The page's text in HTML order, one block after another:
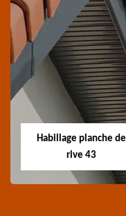
Traitement de
charpente 43
Spécialiste en
traitement de
Loire
Habillage planche de
rive 43